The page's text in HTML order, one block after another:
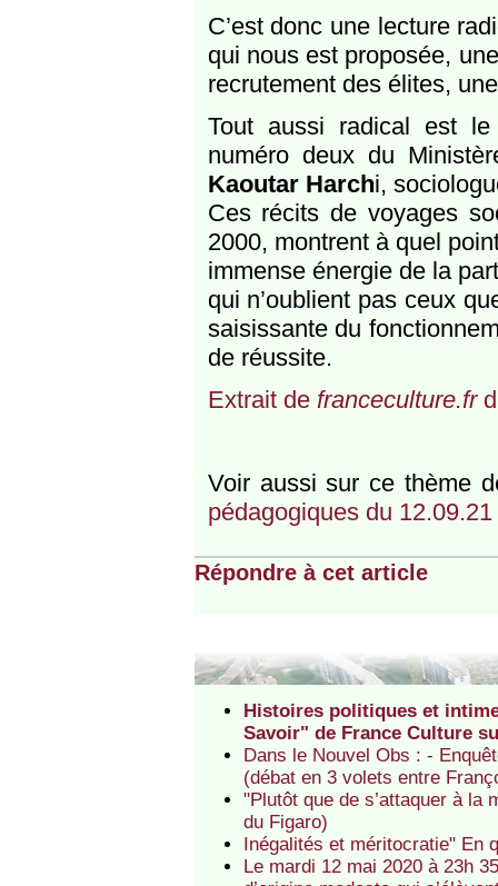
C’est donc une lecture
qui nous est proposée,
recrutement des élites,
Tout aussi radical est
numéro deux du
Kaoutar Harchi,
Ces récits de voyages
2000, montrent à quel
immense énergie de la
qui n’oublient pas ceux
saisissante du
de réussite.
Extrait de franceculture.fr
Voir aussi sur ce thème
pédagogiques du 12.09.21
Répondre à cet article
Histoires politiques et
Savoir" de France Culture
Dans le Nouvel Obs : -
(débat en 3 volets entre
"Plutôt que de s’attaquer à la
du Figaro)
Inégalités et méritocratie" En
Le mardi 12 mai 2020 à 23h